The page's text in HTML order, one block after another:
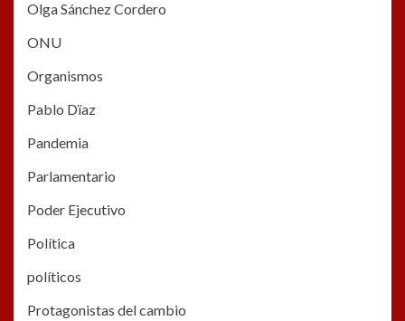
Olga Sánchez Cordero
ONU
Organismos
Pablo Dïaz
Pandemia
Parlamentario
Poder Ejecutivo
Política
políticos
Protagonistas del cambio